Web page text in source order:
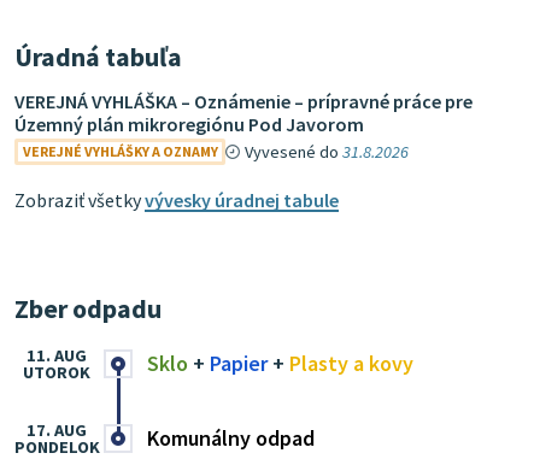
Úradná tabuľa
VEREJNÁ VYHLÁŠKA – Oznámenie – prípravné práce pre
Územný plán mikroregiónu Pod Javorom
VEREJNÉ VYHLÁŠKY A OZNAMY Vyvesené do31.8.2026
Zobraziť všetkyvývesky úradnej tabule
Zber odpadu
Sklo + Papier+ Plasty a kovy
11. AUG
UTOROK
Komunálny odpad
17. AUG
PONDELOK